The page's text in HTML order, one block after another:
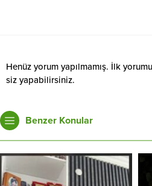
Henüz yorum yapılmamış. İlk
siz yapabilirsiniz.
Benzer Konular